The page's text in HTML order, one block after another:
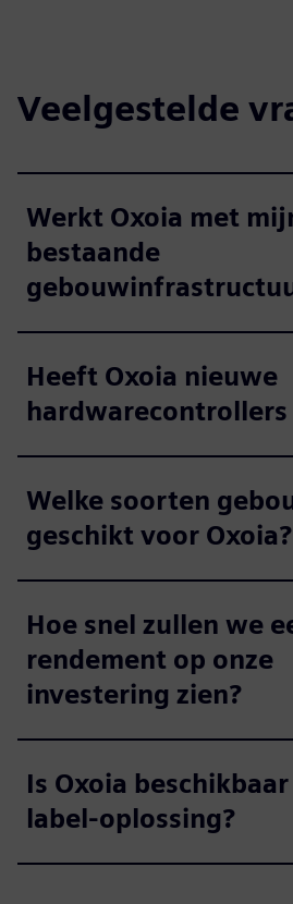
Veelgestelde
Werkt Oxoia met
bestaande
Heeft Oxoia nieuwe
hardwarecontrollers
Welke soorten
geschikt voor Oxoia?
Hoe snel zullen we
rendement op onze
investering zien?
Is Oxoia
label-oplossing?